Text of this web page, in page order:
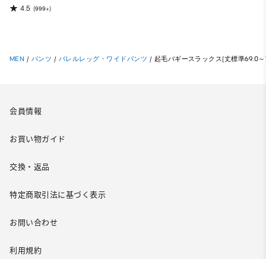
4.5 (999+)
MEN / パンツ / バレルレッグ・ワイドパンツ / 起毛バギースラックス(丈標準69.0
会員情報
お買い物ガイド
交換・返品
特定商取引法に基づく表示
お問い合わせ
利用規約